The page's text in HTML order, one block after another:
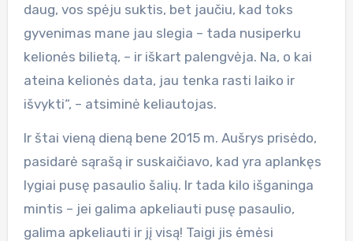
daug, vos spėju suktis, bet jaučiu, kad toks
gyvenimas mane jau slegia – tada nusiperku
kelionės bilietą, – ir iškart palengvėja. Na, o kai
ateina kelionės data, jau tenka rasti laiko ir
išvykti“, – atsiminė keliautojas.
Ir štai vieną dieną bene 2015 m. Aušrys prisėdo,
pasidarė sąrašą ir suskaičiavo, kad yra aplankęs
lygiai pusę pasaulio šalių. Ir tada kilo išganinga
mintis – jei galima apkeliauti pusę pasaulio,
galima apkeliauti ir jį visą! Taigi jis ėmėsi